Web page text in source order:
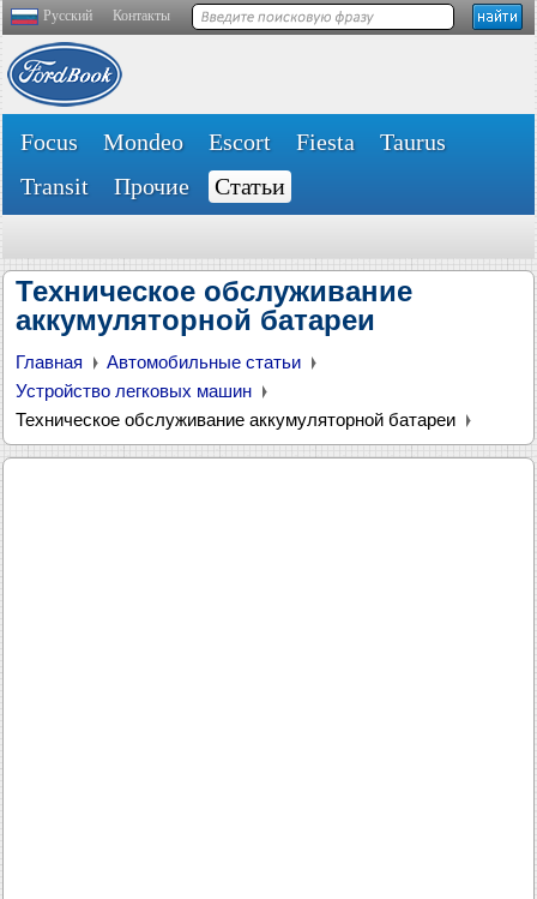
Русский Контакты
Focus Mondeo Escort Fiesta
Taurus
Transit
Прочие Статьи
Техническое обслуживание
аккумуляторной батареи
Главная
Автомобильные статьи
Устройство легковых машин
Техническое обслуживание аккумуляторной батареи